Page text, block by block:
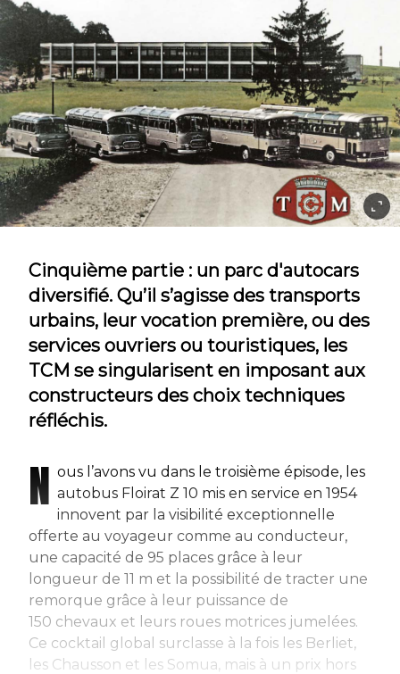
Cinquième partie : un parc d'autocars
diversifié. Qu’il s’agisse des transports
urbains, leur vocation première, ou des
services ouvriers ou touristiques, les
TCM se singularisent en imposant aux
constructeurs des choix techniques
réfléchis.
N ous l’avons vu dans le troisième épisode, les
autobus Floirat Z 10 mis en service en 1954
innovent par la visibilité exceptionnelle
offerte au voyageur comme au conducteur,
une capacité de 95 places grâce à leur
longueur de 11 m et la possibilité de tracter une
remorque grâce à leur puissance de
150 chevaux et leurs roues motrices jumelées.
Ce cocktail global surclasse à la fois les Berliet,
les Chausson et les Somua, mais à un prix hors